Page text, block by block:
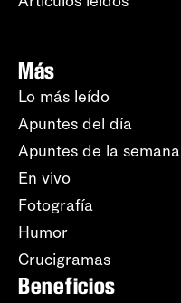
Más
Lo más leído
Apuntes del día
Apuntes de la semana
En vivo
Fotografía
Humor
Crucigramas
Beneficios